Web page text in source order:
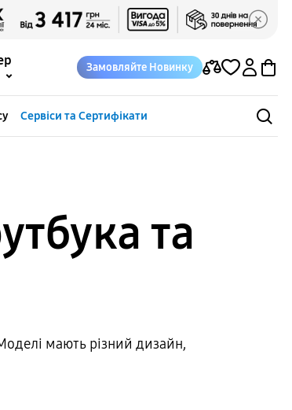
Замовляйте Новинку
Сервіси та Сертифікати
та
мають різний дизайн,